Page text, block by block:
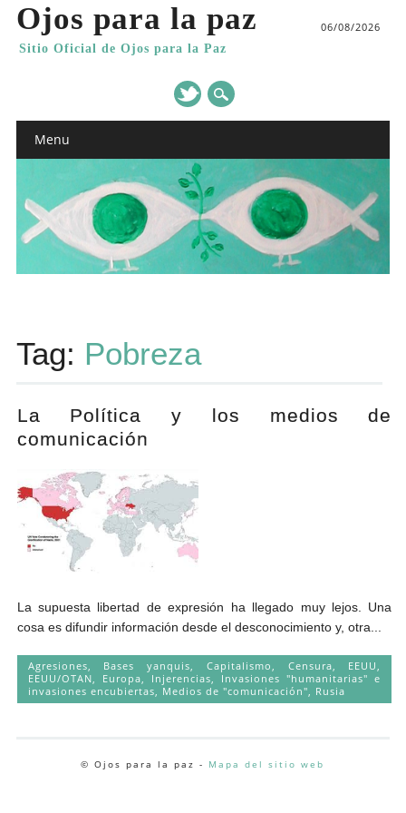
Ojos para la paz
Sitio Oficial de Ojos para la Paz
06/08/2026
Main menu
Menu
Andrés Vázquez de Sola
Tag: Pobreza
La Política y los medios de
comunicación
La supuesta libertad de expresión ha llegado muy lejos. Una
cosa es difundir información desde el desconocimiento y, otra...
Agresiones, Bases yanquis, Capitalismo, Censura, EEUU,
EEUU/OTAN, Europa, Injerencias, Invasiones "humanitarias" e
invasiones encubiertas, Medios de "comunicación", Rusia
© Ojos para la paz - Mapa del sitio web